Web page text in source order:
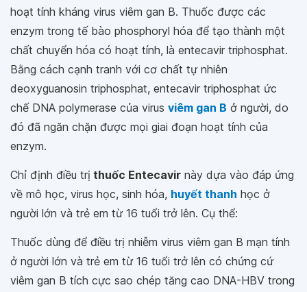
hoạt tính kháng virus viêm gan B. Thuốc được các
enzym trong tế bào phosphoryl hóa để tạo thành một
chất chuyển hóa có hoạt tính, là entecavir triphosphat.
Bằng cách cạnh tranh với cơ chất tự nhiên
deoxyguanosin triphosphat, entecavir triphosphat ức
chế DNA polymerase của virus viêm gan B ở người, do
đó đã ngăn chặn được mọi giai đoạn hoạt tính của
enzym.
Chỉ định điều trị thuốc Entecavir này dựa vào đáp ứng
về mô học, virus học, sinh hóa, huyết thanh học ở
người lớn và trẻ em từ 16 tuổi trở lên. Cụ thể:
Thuốc dùng để điều trị nhiễm virus viêm gan B mạn tính
ở người lớn và trẻ em từ 16 tuổi trở lên có chứng cứ
viêm gan B tích cực sao chép tăng cao DNA-HBV trong